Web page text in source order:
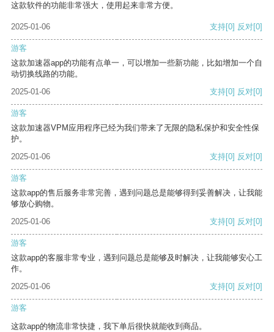
这款软件的功能非常强大，使用起来非常方便。
2025-01-06 支持[0] 反对[0]
游客
这款加速器app的功能有点单一，可以增加一些新功能，比如增加一个自
动切换线路的功能。
2025-01-06
支持[0] 反对[0]
游客
这款加速器VPM应用程序已经为我们带来了无限的隐私保护和安全性保
护。
2025-01-06
支持[0] 反对[0]
游客
这款app的售后服务非常完善，遇到问题总是能够得到妥善解决，让我能
够放心购物。
2025-01-06
支持[0] 反对[0]
游客
这款app的客服非常专业，遇到问题总是能够及时解决，让我能够安心工
作。
2025-01-06
支持[0] 反对[0]
游客
这款app的物流非常快捷，我下单后很快就能收到商品。